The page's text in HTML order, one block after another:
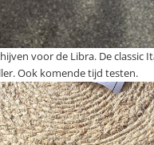
voor de Libra. De classic
Ook komende tijd testen.